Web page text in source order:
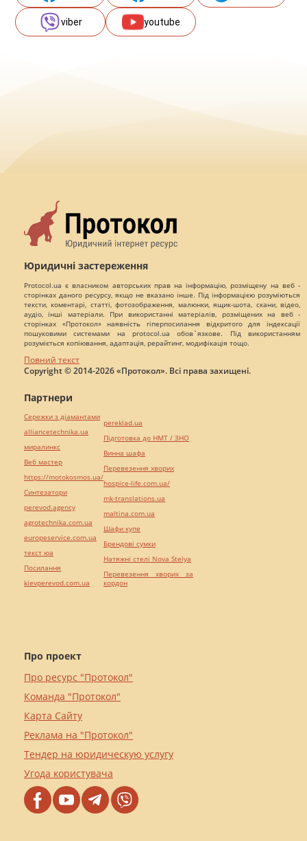
viber youtube
Юридичні застереження
Protocol.ua є власником авторських прав на інформацію, розміщену на веб -
сторінках даного ресурсу, якщо не вказано інше. Під інформацією розуміються
тексти, коментарі, статті, фотозображення, малюнки, ящик-шота, скани, відео,
аудіо, інші матеріали. При використанні матеріалів, розміщених на веб -
сторінках «Протокол» наявність гіперпосилання відкритого для індексації
пошуковими системами на protocol.ua обов`язкове. Під використанням
розуміється копіювання, адаптація, рерайтинг, модифікація тощо.
Повний текст
Copyright © 2014-2026 «Протокол». Всі права захищені.
Про проект
Про ресурс "Протокол"
Команда "Протокол"
Карта Сайту
Реклама на "Протокол"
Тендер на юридическую услугу
Угода користувача
Партнери
Сережки з діамантами
alliancetechnika.ua
миралинкс
Веб мастер
https://motokosmos.ua/
Синтезатори
perevod.agency
agrotechnika.com.ua
europeservice.com.ua
текст юа
Посилання
kievperevod.com.ua
pereklad.ua
Підготовка до НМТ / ЗНО
Винна шафа
Перевезення хворих
hospice-life.com.ua/
mk-translations.ua
maltina.com.ua
Шафи купе
Брендові сумки
Натяжні стелі Nova Stelya
Перевезення хворих за
кордон